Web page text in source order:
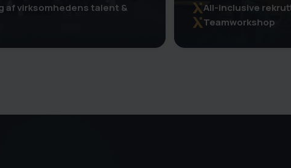
af virksomhedens talent &
All-inclusive
Teamworkshop